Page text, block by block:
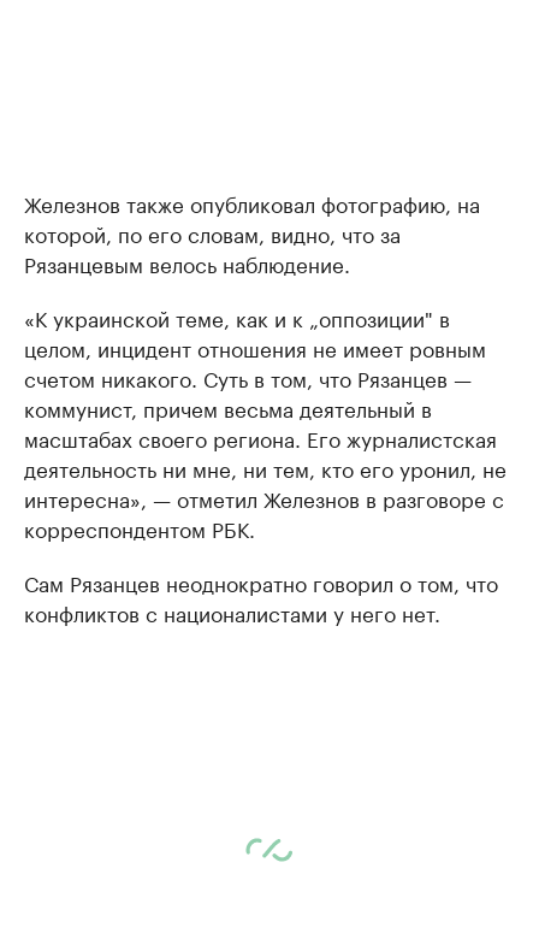
Железнов также опубликовал фотографию, на
которой, по его словам, видно, что за
Рязанцевым велось наблюдение.
«К украинской теме, как и к „оппозиции" в
целом, инцидент отношения не имеет ровным
счетом никакого. Суть в том, что Рязанцев —
коммунист, причем весьма деятельный в
масштабах своего региона. Его журналистская
деятельность ни мне, ни тем, кто его уронил, не
интересна», — отметил Железнов в разговоре с
корреспондентом РБК.
Сам Рязанцев неоднократно говорил о том, что
конфликтов с националистами у него нет.